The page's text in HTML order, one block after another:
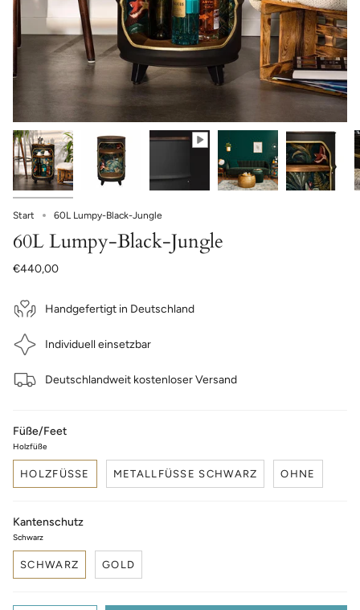
Start 60L Lumpy-Black-Jungle
60L Lumpy-Black-Jungle
€440,00
Handgefertigt in Deutschland
Individuell einsetzbar
Deutschlandweit kostenloser Versand
Füße/Feet
Holzfüße
HOLZFÜSSE METALLFÜSSE SCHWARZ OHNE
Kantenschutz
Schwarz
SCHWARZ GOLD